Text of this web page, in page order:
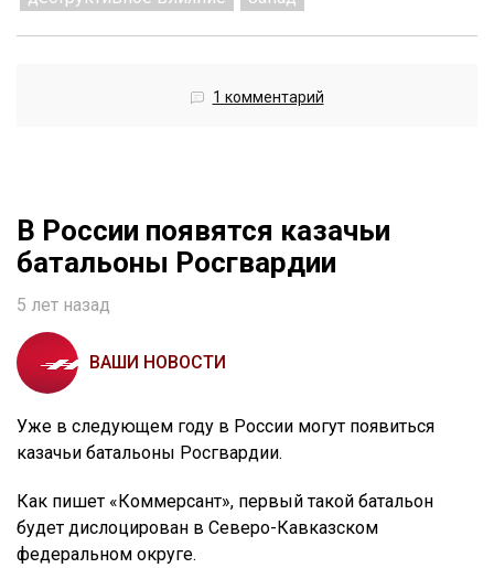
1 комментарий
В России появятся казачьи
батальоны Росгвардии
5 лет назад
ВАШИ НОВОСТИ
Уже в следующем году в России могут появиться
казачьи батальоны Росгвардии.
Как пишет «Коммерсант», первый такой батальон
будет дислоцирован в Северо-Кавказском
федеральном округе.